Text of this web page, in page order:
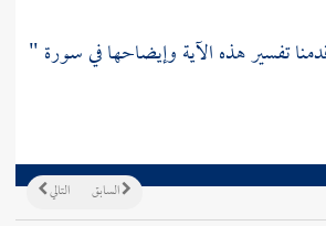
تفسير هذه الآية وإيضاحها في سورة "
التالي السابق